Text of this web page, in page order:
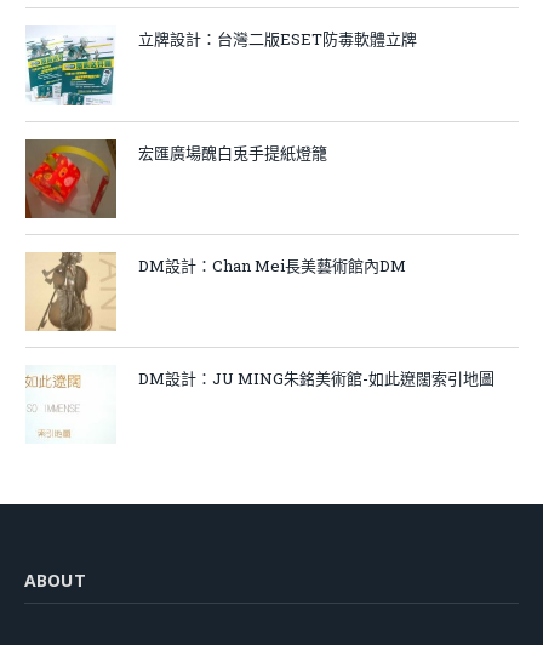
立牌設計：台灣二版ESET防毒軟體立牌
宏匯廣場醜白兎手提紙燈籠
DM設計：Chan Mei長美藝術館內DM
DM設計：JU MING朱銘美術館-如此遼闊索引地圖
ABOUT